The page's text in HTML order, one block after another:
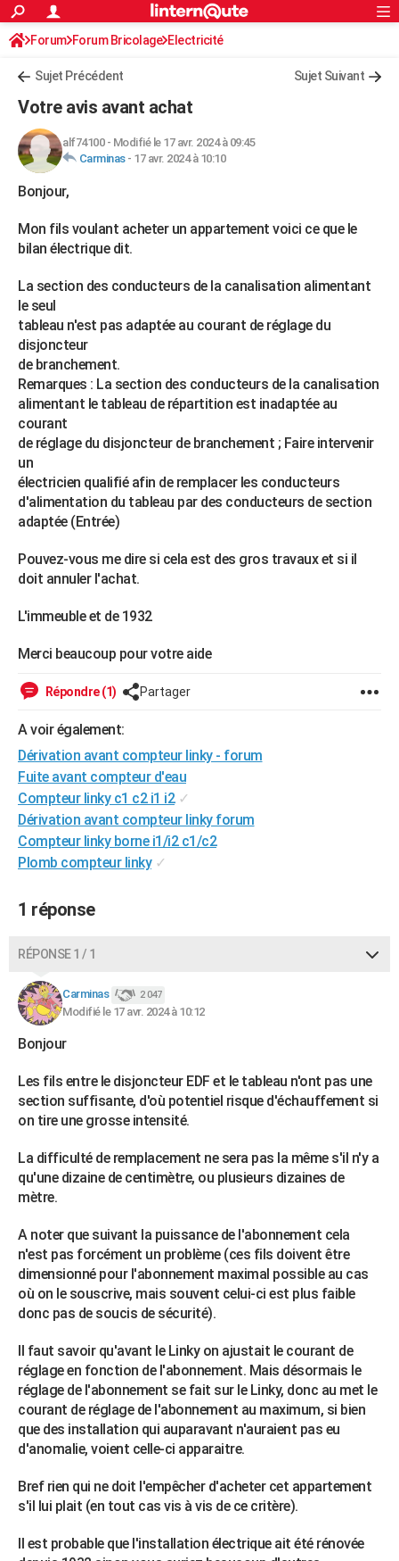
ACTUALITÉS
Politique
Société
Faits Divers
Education
Monde
Villes
+
FINANCE
Retraite
Impôts
Epargne
Immobilier
Risques naturels par ville
Banque
Assurance
Crédit
AUTO
Essais
Réserver un essai
Citadines
Berlines
SUV
Forum auto
+HIGH-TECH
Mobiles
Meilleur smartphone
Internet
Ordinateurs
Jeux vidéo
Guide high-tech
+
Guides de France
Escapades
Patrimoine
Expositions
Musées
Week-end nature
+LIFESTYLE
Art de vivre
Bien-être
Loisirs
Mode
Modes de vie
SANTE
Alimentation
Guide de la santé
Maladies
Médicaments
Sommeil
VOYAGE
Destinations
City break
Voyage nature
Voyage de noces
Forum
Climat
+PHOTO
GUIDES D'ACHAT
BONS PLANS
CARTE DE VOEUX
Carte de Noël
Carte Bonne année
Carte Saint-Valentin
Carte Pâques
Carte d'anniversaire
DICTIONNAIRE
S'inscrire
Connexion
Forum Forum Bricolage Electricité
Sujet Précédent Sujet Suivant
Votre avis avant achat
alf74100- Modifié le 17 avr. 2024 à 09:45
Carminas- 17 avr. 2024 à 10:10
Bonjour,
Mon fils voulant acheter un appartement voici ce que le
bilan électrique dit.
La section des conducteurs de la canalisation alimentant
le seul
tableau n'est pas adaptée au courant de réglage du
disjoncteur
de branchement.
Remarques : La section des conducteurs de la canalisation
alimentant le tableau de répartition est inadaptée au
courant
de réglage du disjoncteur de branchement ; Faire intervenir
un
électricien qualifié afin de remplacer les conducteurs
d'alimentation du tableau par des conducteurs de section
adaptée (Entrée)
Pouvez-vous me dire si cela est des gros travaux et si il
doit annuler l'achat.
L'immeuble et de 1932
Merci beaucoup pour votre aide
Répondre (1) Partager
A voir également:
Dérivation avant compteur linky - forum
Fuite avant compteur d'eau
Compteur linky c1 c2 i1 i2 ✓
Dérivation avant compteur linky forum
Compteur linky borne i1/i2 c1/c2
Plomb compteur linky ✓
1 réponse
RÉPONSE 1 / 1
Carminas 2 047
Modifié le 17 avr. 2024 à 10:12
Bonjour
Les fils entre le disjoncteur EDF et le tableau n'ont pas une
section suffisante, d'où potentiel risque d'échauffement si
on tire une grosse intensité.
La difficulté de remplacement ne sera pas la même s'il n'y a
qu'une dizaine de centimètre, ou plusieurs dizaines de
mètre.
A noter que suivant la puissance de l'abonnement cela
n'est pas forcément un problème (ces fils doivent être
dimensionné pour l'abonnement maximal possible au cas
où on le souscrive, mais souvent celui-ci est plus faible
donc pas de soucis de sécurité).
Il faut savoir qu'avant le Linky on ajustait le courant de
réglage en fonction de l'abonnement. Mais désormais le
réglage de l'abonnement se fait sur le Linky, donc au met le
courant de réglage de l'abonnement au maximum, si bien
que des installation qui auparavant n'auraient pas eu
d'anomalie, voient celle-ci apparaitre.
Bref rien qui ne doit l'empêcher d'acheter cet appartement
s'il lui plait (en tout cas vis à vis de ce critère).
Il est probable que l'installation électrique ait été rénovée